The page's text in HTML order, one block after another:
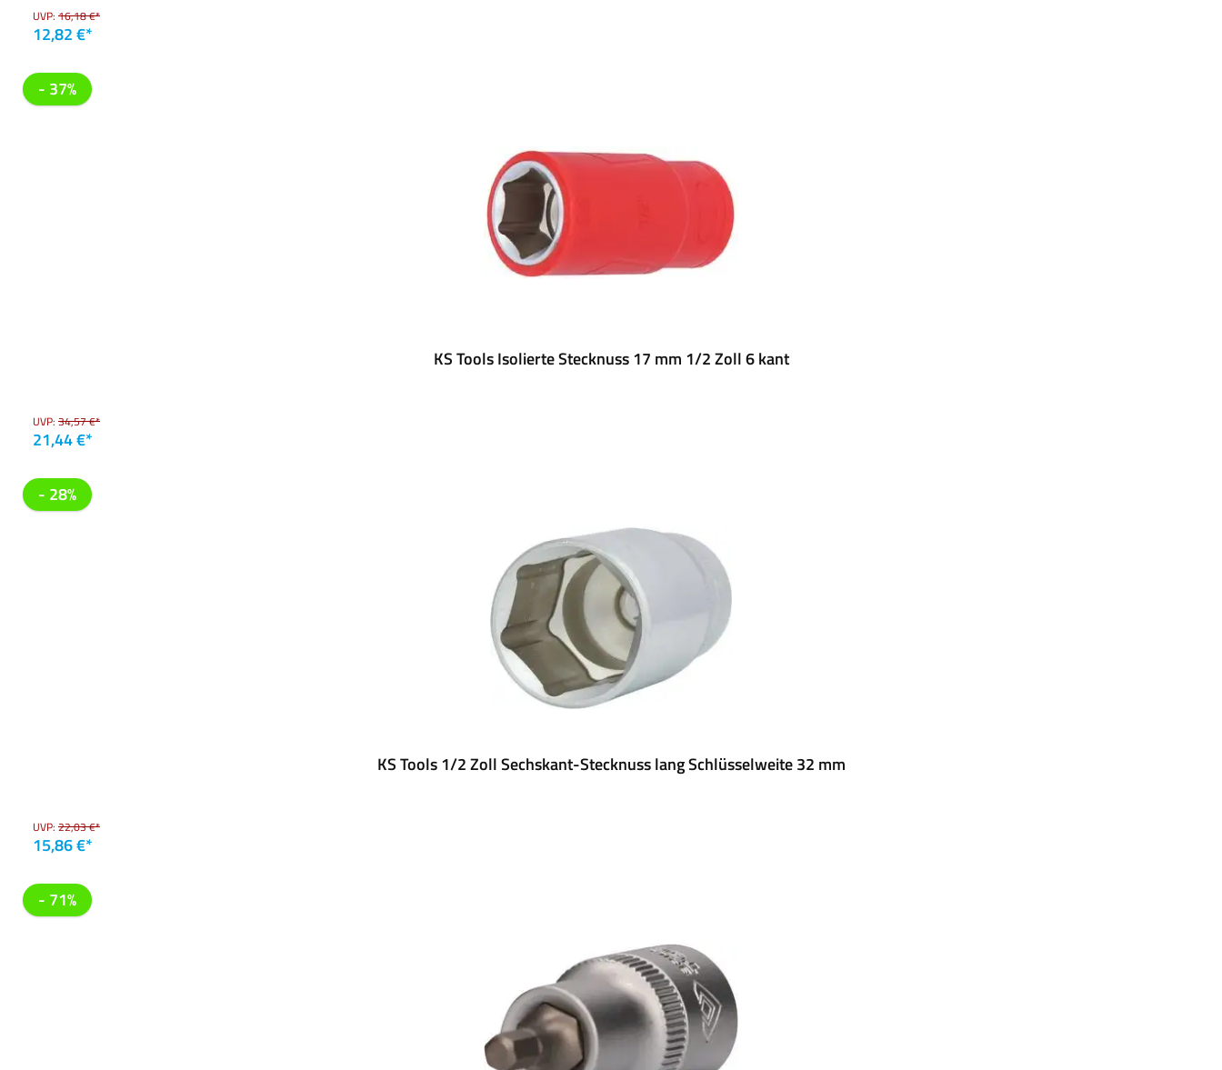
UVP: 16,18 €*
12,82 €*
- 37%
KS Tools Isolierte Stecknuss 17 mm 1/2 Zoll 6 kant
UVP: 34,57 €*
21,44 €*
- 28%
KS Tools 1/2 Zoll Sechskant-Stecknuss lang Schlüsselweite 32 mm
UVP: 22,03 €*
15,86 €*
- 71%